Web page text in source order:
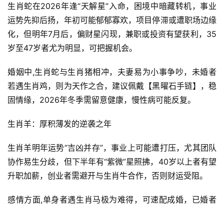
生肖蛇在2026年逢“天解星”入命，困境中暗藏转机，事业
运势先抑后扬，年初可能郁郁寡欢，项目停滞或遭职场边缘
化，但明年7月后，偏财星闪现，兼职或投资有望获利，35
岁至47岁者尤为明显，可把握机会。
婚姻中,生肖蛇与生肖猪相冲，夫妻易为小事争吵，未婚者
若遇生肖鸡，则为天作之合，建议佩戴【黑曜石手链】，稳
固情缘，2026年冬季需留意健康，慢性病可能反复。
生肖羊：厚积薄发的逆袭之年
生肖羊明年运势“吉凶并存”，事业上可能遭打压，尤其团队
协作易生分歧，但下半年有“紫微”星照拂，40岁以上者有望
升职加薪，创业者需避开与生肖牛合作，否则财运受阻。
感情方面,单身者遇生肖马极为难得，可速配成婚，已婚者